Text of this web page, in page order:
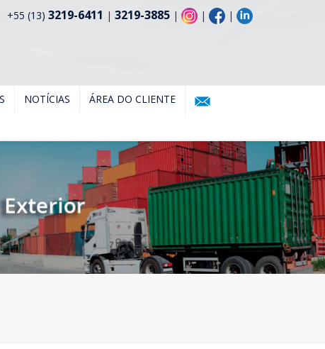
+55 (13) 3219-6411 | 3219-3885 | | |
NOTÍCIAS ÁREA DO CLIENTE